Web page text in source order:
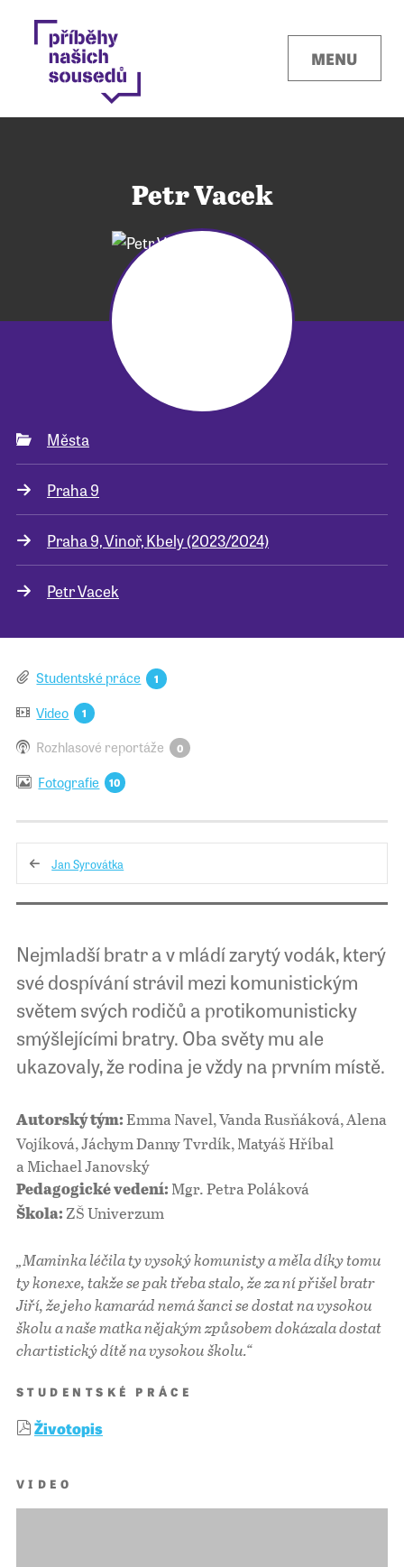
MENU
Pro školy
Příběhy našich sousedů
Petr Vacek
Města
Praha 9
Praha 9, Vinoř, Kbely (2023/2024)
Petr Vacek
Studentské práce 1
Video 1
Rozhlasové reportáže 0
Fotografie 10
Jan Syrovátka
Nejmladší bratr a v mládí zarytý vodák, který
své dospívání strávil mezi komunistickým
světem svých rodičů a protikomunisticky
smýšlejícími bratry. Oba světy mu ale
ukazovaly, že rodina je vždy na prvním místě.
Autorský tým: Emma Navel, Vanda Rusňáková, Alena
Vojíková, Jáchym Danny Tvrdík, Matyáš Hříbal
a Michael Janovský
Pedagogické vedení: Mgr. Petra Poláková
Škola: ZŠ Univerzum
„Maminka léčila ty vysoký komunisty a měla díky tomu
ty konexe, takže se pak třeba stalo, že za ní přišel bratr
Jiří, že jeho kamarád nemá šanci se dostat na vysokou
školu a naše matka nějakým způsobem dokázala dostat
chartistický dítě na vysokou školu.“
STUDENTSKÉ PRÁCE
Životopis
VIDEO